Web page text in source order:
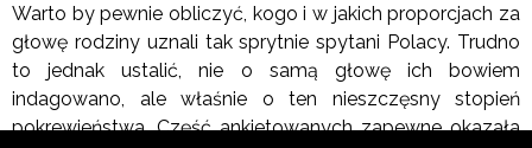
Warto by pewnie obliczyć, kogo i w jakich proporcjach za
głowę rodziny uznali tak sprytnie spytani Polacy. Trudno
to jednak ustalić, nie o samą głowę ich bowiem
indagowano, ale właśnie o ten nieszczęsny stopień
pokrewieństwa. Część ankietowanych zapewne okazała